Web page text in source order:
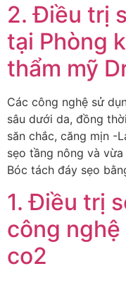
2. Điều trị
tại Phòng
thẩm mỹ
Các công nghệ sử
sâu dưới da, đồng
săn chắc, căng mịn -
sẹo tầng nông và
Bóc tách đáy sẹo
1. Điều trị
công
co2